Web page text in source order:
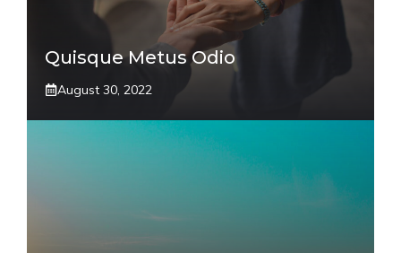
Quisque Metus Odio
August 30, 2022